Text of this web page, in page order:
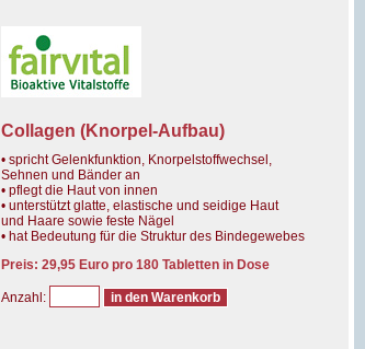
Collagen (Knorpel-Aufbau)
• spricht Gelenkfunktion, Knorpelstoffwechsel,
Sehnen und Bänder an
• pflegt die Haut von innen
• unterstützt glatte, elastische und seidige Haut
und Haare sowie feste Nägel
• hat Bedeutung für die Struktur des Bindegewebes
Preis: 29,95 Euro pro 180 Tabletten in Dose
Anzahl: